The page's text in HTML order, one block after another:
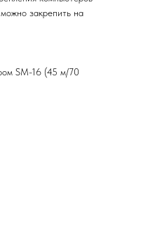
закрепить на
SM-16 (45 м/70